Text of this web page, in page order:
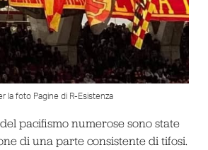
la foto Pagine di R-Esistenza
pacifismo numerose sono state
di una parte consistente di tifosi.